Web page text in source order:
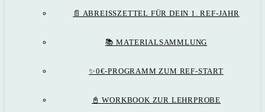
📄 ABREISSZETTEL FÜR DEIN 1. REF-JAHR
📚 MATERIALSAMMLUNG
✨0€-PROGRAMM ZUM REF-START
📓 WORKBOOK ZUR LEHRPROBE